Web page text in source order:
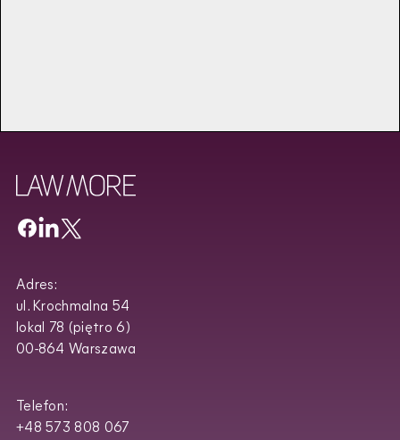
Adres:
ul. Krochmalna 54
lokal 78 (piętro 6)
00-864 Warszawa
Telefon:
+48 573 808 067